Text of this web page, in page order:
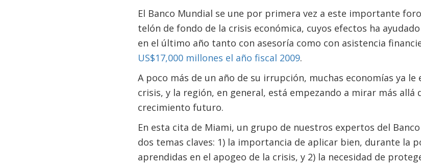
El Banco Mundial se une por primera vez a este importante
telón de fondo de la crisis económica, cuyos efectos ha
en el último año tanto con asesoría como con asistencia
US$17,000 millones el año fiscal 2009.
A poco más de un año de su irrupción, muchas economías ya le
crisis, y la región, en general, está empezando a mirar más allá
crecimiento futuro.
En esta cita de Miami, un grupo de nuestros expertos del
dos temas claves: 1) la importancia de aplicar bien, durante la
aprendidas en el apogeo de la crisis, y 2) la necesidad de